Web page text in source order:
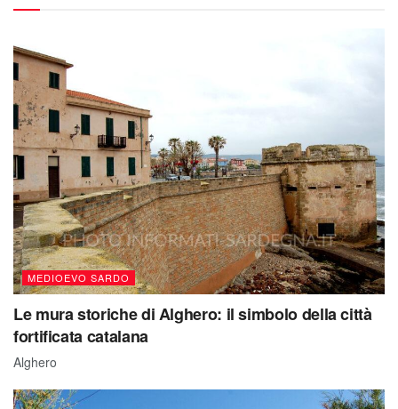
MEDIOEVO SARDO
Le mura storiche di Alghero: il simbolo della città
fortificata catalana
Alghero